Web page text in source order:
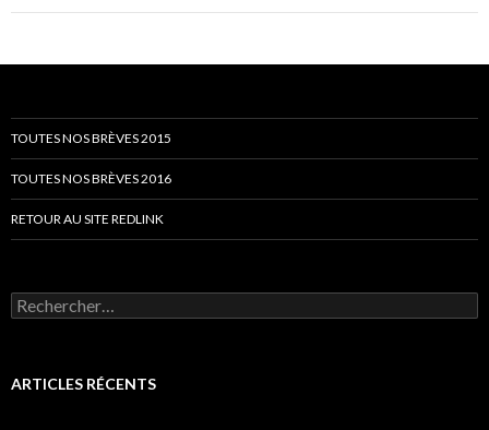
TOUTES NOS BRÈVES 2015
TOUTES NOS BRÈVES 2016
RETOUR AU SITE REDLINK
Rechercher :
ARTICLES RÉCENTS